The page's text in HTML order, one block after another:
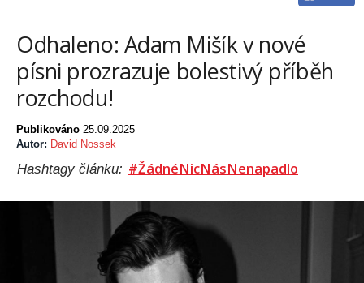
Odhaleno: Adam Mišík v nové
písni prozrazuje bolestivý příběh
rozchodu!
Publikováno 25.09.2025
Autor: David Nossek
Hashtagy článku: #ŽádnéNicNásNenapadlo